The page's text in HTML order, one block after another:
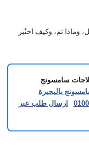
وماذا تم، وكيف اختُبر
سامسونج
بالبحيرة
إرسال طلب عبر